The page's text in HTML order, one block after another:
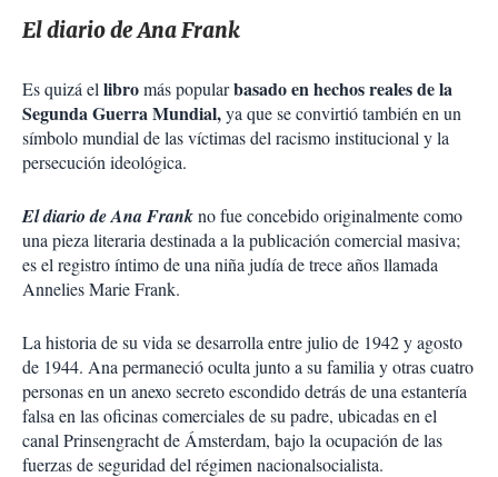
El diario de Ana Frank
Es quizá el libromás popularbasado en hechos reales de la
Segunda Guerra Mundial,ya que se convirtió también en un
símbolo mundial de las víctimas del racismo institucional y la
persecución ideológica.
El diario de Ana Frankno fue concebido originalmente como
una pieza literaria destinada a la publicación comercial masiva;
es el registro íntimo de una niña judía de trece años llamada
Annelies Marie Frank.
La historia de su vida se desarrolla entre julio de 1942 y agosto
de 1944. Ana permaneció oculta junto a su familia y otras cuatro
personas en un anexo secreto escondido detrás de una estantería
falsa en las oficinas comerciales de su padre, ubicadas en el
canal Prinsengracht de Ámsterdam, bajo la ocupación de las
fuerzas de seguridad del régimen nacionalsocialista.